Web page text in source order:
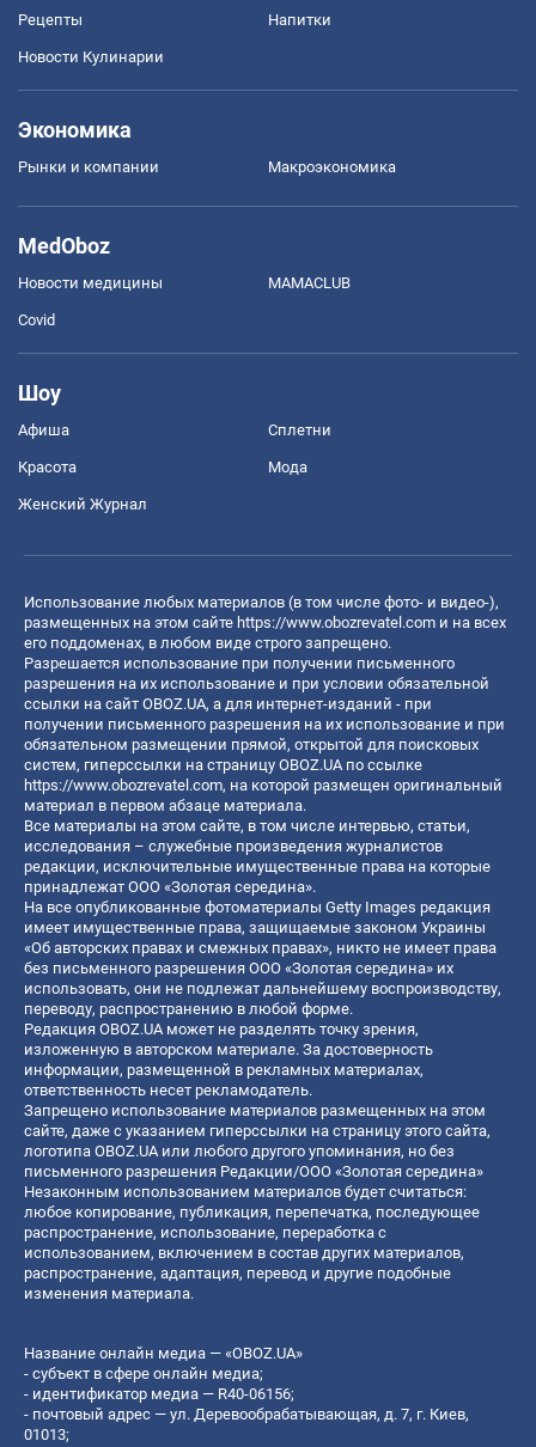
Рецепты Напитки
Новости Кулинарии
Экономика
Рынки и компании Mакроэкономика
MedOboz
Новости медицины MAMACLUB
Covid
Шоу
Афиша Сплетни
Красота Мода
Женский Журнал
Использование любых материалов (в том числе фото- и видео-),
размещенных на этом сайте https://www.obozrevatel.com и на всех
его поддоменах, в любом виде строго запрещено.
Разрешается использование при получении письменного
разрешения на их использование и при условии обязательной
ссылки на сайт OBOZ.UA, а для интернет-изданий - при
получении письменного разрешения на их использование и при
обязательном размещении прямой, открытой для поисковых
систем, гиперссылки на страницу OBOZ.UA по ссылке
https://www.obozrevatel.com, на которой размещен оригинальный
материал в первом абзаце материала.
Все материалы на этом сайте, в том числе интервью, статьи,
исследования – служебные произведения журналистов
редакции, исключительные имущественные права на которые
принадлежат ООО «Золотая середина».
На все опубликованные фотоматериалы Getty Images редакция
имеет имущественные права, защищаемые законом Украины
«Об авторских правах и смежных правах», никто не имеет права
без письменного разрешения ООО «Золотая середина» их
использовать, они не подлежат дальнейшему воспроизводству,
переводу, распространению в любой форме.
Редакция OBOZ.UA может не разделять точку зрения,
изложенную в авторском материале. За достоверность
информации, размещенной в рекламных материалах,
ответственность несет рекламодатель.
Запрещено использование материалов размещенных на этом
сайте, даже с указанием гиперссылки на страницу этого сайта,
логотипа OBOZ.UA или любого другого упоминания, но без
письменного разрешения Редакции/ООО «Золотая середина»
Незаконным использованием материалов будет считаться:
любое копирование, публикация, перепечатка, последующее
распространение, использование, переработка с
использованием, включением в состав других материалов,
распространение, адаптация, перевод и другие подобные
изменения материала.
Название онлайн медиа — «OBOZ.UA»
- субъект в сфере онлайн медиа;
- идентификатор медиа — R40-06156;
- почтовый адрес — ул. Деревообрабатывающая, д. 7, г. Киев,
01013;